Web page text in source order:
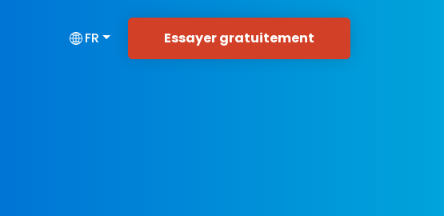
FR Essayer gratuitement